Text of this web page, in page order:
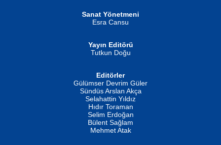
İSMAİL OKUTAN
Erkeklerin Kahrolması Ne Demektir
Evvel Zaman Tanrıçası...
Sanat Yönetmeni
Esra Cansu
Yayın Editörü
Tutkun Doğu
Editörler
Gülümser Devrim Güler
Sündüs Arslan Akça
Selahattin Yıldız
Hıdır Toraman
Selim Erdoğan
Bülent Sağlam
Mehmet Atak